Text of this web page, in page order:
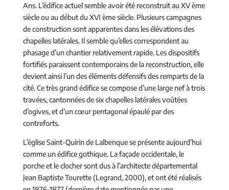
Ans. L’édifice actuel semble avoir été reconstruit au XV ème
siècle ou au début du XVI ème siècle. Plusieurs campagnes
de construction sont apparentes dans les élévations des
chapelles latérales. Il semble qu’elles correspondent au
phasage d’un chantier relativement rapide. Les dispositifs
fortifiés paraissent contemporains de la reconstruction, elle
devient ainsi l’un des éléments défensifs des remparts de la
cité. Ce très grand édifice se compose d’une large nef à trois
travées, cantonnées de six chapelles latérales voûtées
d’ogives, et d’un cœur pentagonal épaulé par des
contreforts.
L’église Saint-Quirin de Lalbenque se présente aujourd’hui
comme un édifice gothique. La façade occidentale, le
porche et le clocher sont dus à l’architecte départemental
Jean Baptiste Tourette (Legrand, 2000), et ont été réalisés